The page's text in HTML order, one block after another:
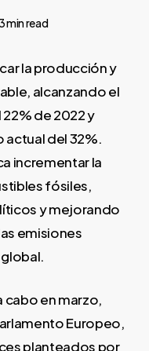
min read
la producción y
alcanzando el
de 2022 y
del 32%.
incrementar la
fósiles,
y mejorando
emisiones
cabo en marzo,
Europeo,
planteados por